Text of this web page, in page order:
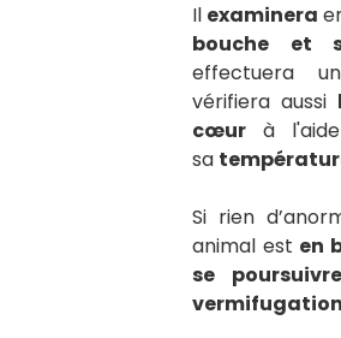
Il examinera
bouche et
effectuera
vérifiera aussi
cœur à
sa
Si rien
animal est en
se poursuivre
vermifugation